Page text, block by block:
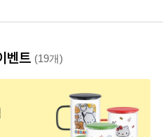
벤트 (19개)